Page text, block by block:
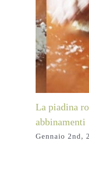
La piadina
abbinamenti
Gennaio 2nd,